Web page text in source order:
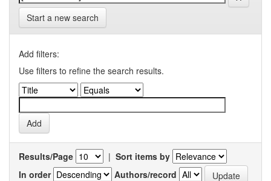
Start a new search
Add filters:
Use filters to refine the search results.
Results/Page | Sort items by
In order
Authors/record